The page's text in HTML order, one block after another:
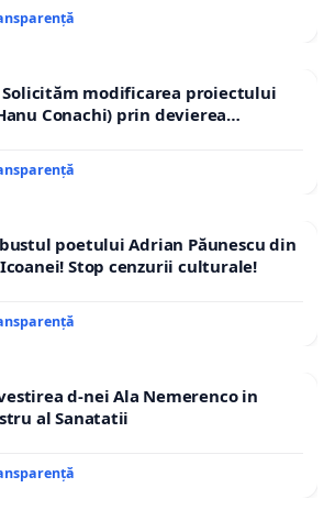
modificarea proiectului
Conachi) prin devierea
localităților!
poetului Adrian Păunescu din
Stop cenzurii culturale!
d-nei Ala Nemerenco in
al Sanatatii